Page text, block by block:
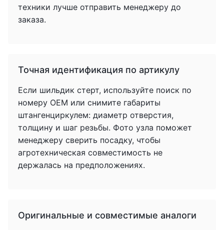
техники лучше отправить менеджеру до
заказа.
Точная идентификация по артикулу
Если шильдик стерт, используйте поиск по
номеру OEM или снимите габариты
штангенциркулем: диаметр отверстия,
толщину и шаг резьбы. Фото узла поможет
менеджеру сверить посадку, чтобы
агротехническая совместимость не
держалась на предположениях.
Оригинальные и совместимые аналоги